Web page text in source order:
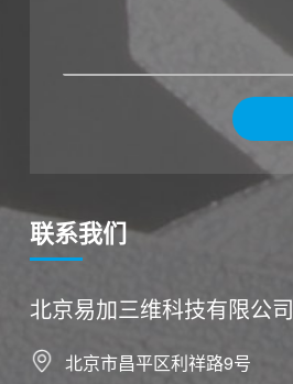
联系我们
北京易加三维科技有限公司
北京市昌平区利祥路9号